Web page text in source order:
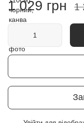
1 029 грн 1